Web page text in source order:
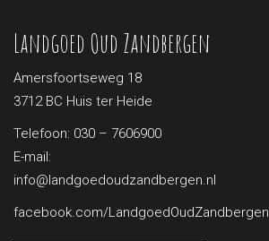
Landgoed Oud Zandbergen
Amersfoortseweg 18
3712 BC Huis ter Heide
Telefoon: 030 – 7606900
E-mail:
info@landgoedoudzandbergen.nl
facebook.com/LandgoedOudZandbergen